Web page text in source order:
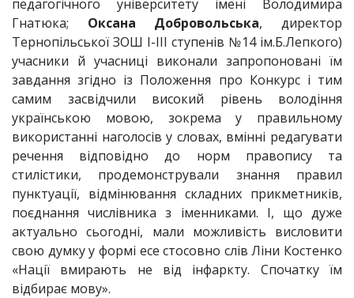
педагогічного університету імені Володимира
Гнатюка; Оксана Добровольська, директор
Тернопільської ЗОШ І-ІІІ ступенів №14 ім.Б.Лепкого)
учасники й учасниці виконали запропоновані їм
завдання згідно із Положення про Конкурс і тим
самим засвідчили високий рівень володіння
українською мовою, зокрема у правильному
використанні наголосів у словах, вмінні редагувати
речення відповідно до норм правопису та
стилістики, продемонстрували знання правил
пунктуації, відмінювання складних прикметників,
поєднання числівника з іменниками. І, що дуже
актуально сьогодні, мали можливість висловити
свою думку у формі есе стосовно слів Ліни Костенко
«Нації вмирають не від інфаркту. Спочатку їм
відбирає мову».